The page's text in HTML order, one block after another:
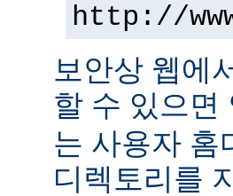
http://
보안상 웹에
할 수 있으
는 사용자 홈
디렉토리를